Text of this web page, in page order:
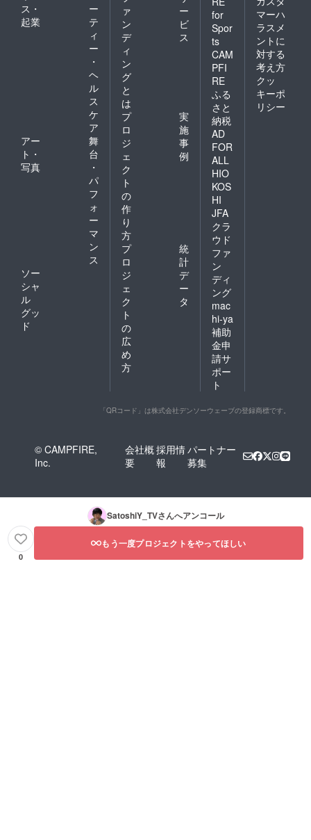
ス・
起業
ー
テ
ィ
ー
・
ヘ
ル
ス
ケ
ア
アー
ト・
写真
舞
台
・
パ
フ
ォ
ー
マ
ン
ス
ソー
シャ
ル
グッ
ド
ァ
ン
デ
ィ
ン
グ
と
は
ー
ビ
ス
プ
ロ
ジ
ェ
ク
ト
の
作
り
方
実
施
事
例
プ
ロ
ジ
ェ
ク
ト
の
広
め
方
統
計
デ
ー
タ
for
Spor
ts
CAM
PFI
RE
ふる
さと
納税
AD
FOR
ALL
HIO
KOS
HI
JFA
クラ
ウド
ファ
ン
ディ
ング
mac
hi-ya
補助
金申
請サ
ポー
ト
マーハ
ラスメ
ントに
対する
考え方
クッ
キーポ
リシー
「QRコード」は株式会社デンソーウェーブの登録商標です。
© CAMPFIRE,
Inc.
会社概
要
採用情
報
パートナー
募集
SatoshiY_TVさんへアンコール
0
もう一度プロジェクトをやってほしい